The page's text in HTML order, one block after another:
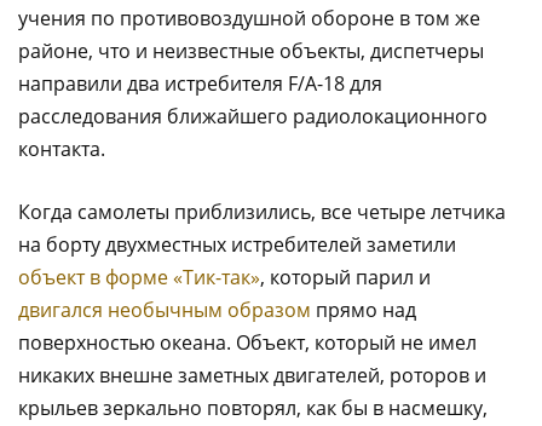
учения по противовоздушной обороне в том же
районе, что и неизвестные объекты, диспетчеры
направили два истребителя F/A-18 для
расследования ближайшего радиолокационного
контакта.
Когда самолеты приблизились, все четыре летчика
на борту двухместных истребителей заметили
объект в форме «Тик-так», который парил и
двигался необычным образом прямо над
поверхностью океана. Объект, который не имел
никаких внешне заметных двигателей, роторов и
крыльев зеркально повторял, как бы в насмешку,